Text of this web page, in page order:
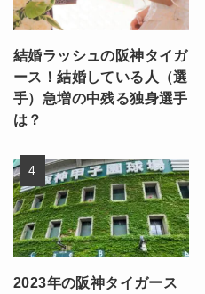
結婚ラッシュの阪神タイガ
ース！結婚している人（選
手）急増の中残る独身選手
は？
2023年の阪神タイガース